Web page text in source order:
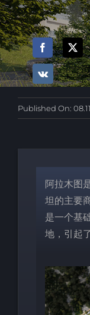
Published On:
阿拉木图
坦的主要
是一个基
地，引起